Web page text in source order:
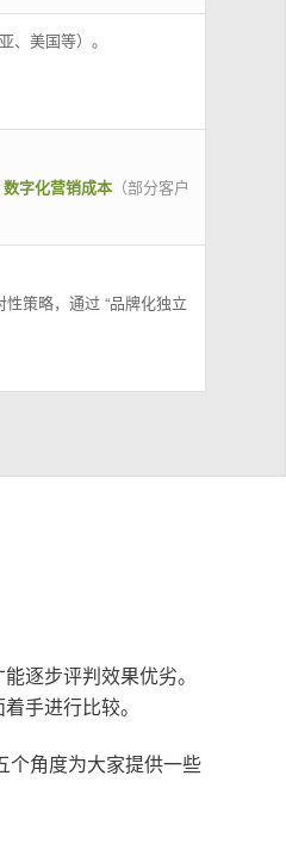
、美国等）。
字化营销成本 （部分客户
策略，通过 “品牌化独立
逐步评判效果优劣。
手进行比较。
个角度为大家提供一些